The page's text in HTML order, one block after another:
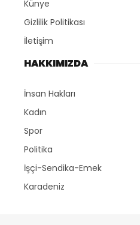
Künye
Gizlilik Politikası
İletişim
HAKKIMIZDA
İnsan Hakları
Kadın
Spor
Politika
İşçi-Sendika-Emek
Karadeniz